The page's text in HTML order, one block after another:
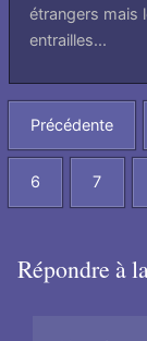
étrangers mais
entrailles...
Précédente
6 7
Répondre à